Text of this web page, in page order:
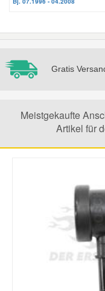
Gratis
Meistgekaufte
Artikel für
Kia Ersatzteile
Lancia
Mazda
Mercedes
Mini Ersatzteile
Mitsubishi
Nissan Ersatzteile